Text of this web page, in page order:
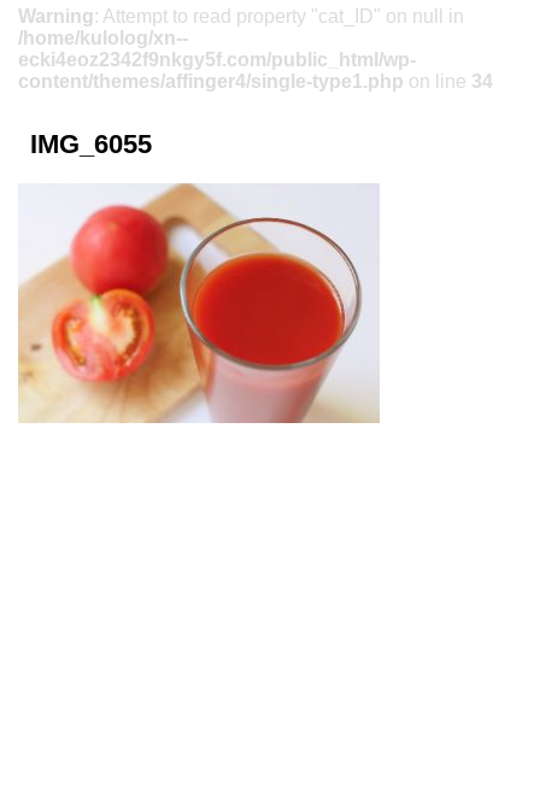
Warning: Attempt to read property "cat_ID" on null in
/home/kulolog/xn--
ecki4eoz2342f9nkgy5f.com/public_html/wp-
content/themes/affinger4/single-type1.php on line 34
IMG_6055